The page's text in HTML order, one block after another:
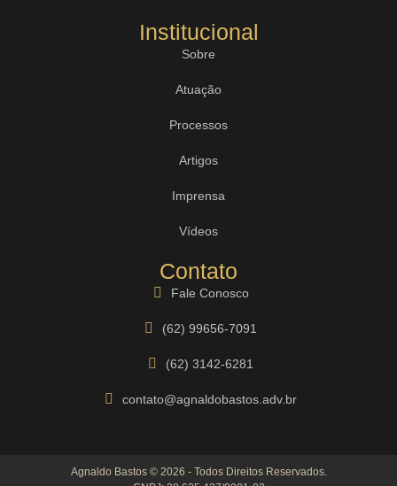
Institucional
Sobre
Atuação
Processos
Artigos
Imprensa
Vídeos
Contato
Fale Conosco
(62) 99656-7091
(62) 3142-6281
contato@agnaldobastos.adv.br
Agnaldo Bastos © 2026 - Todos Direitos Reservados.